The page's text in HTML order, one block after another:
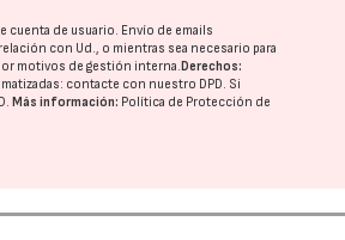
de usuario. Envío de emails
con Ud., o mientras sea necesario para
motivos de gestión interna.Derechos:
contacte con nuestro DPD. Si
.Más información: Política de Protección de